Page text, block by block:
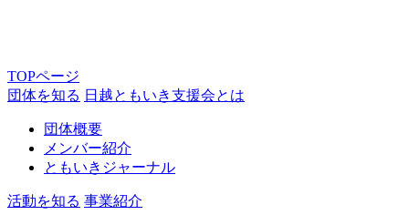
TOPページ
団体を知る 日越ともいき支援会とは
団体概要
メンバー紹介
ともいきジャーナル
活動を知る 事業紹介